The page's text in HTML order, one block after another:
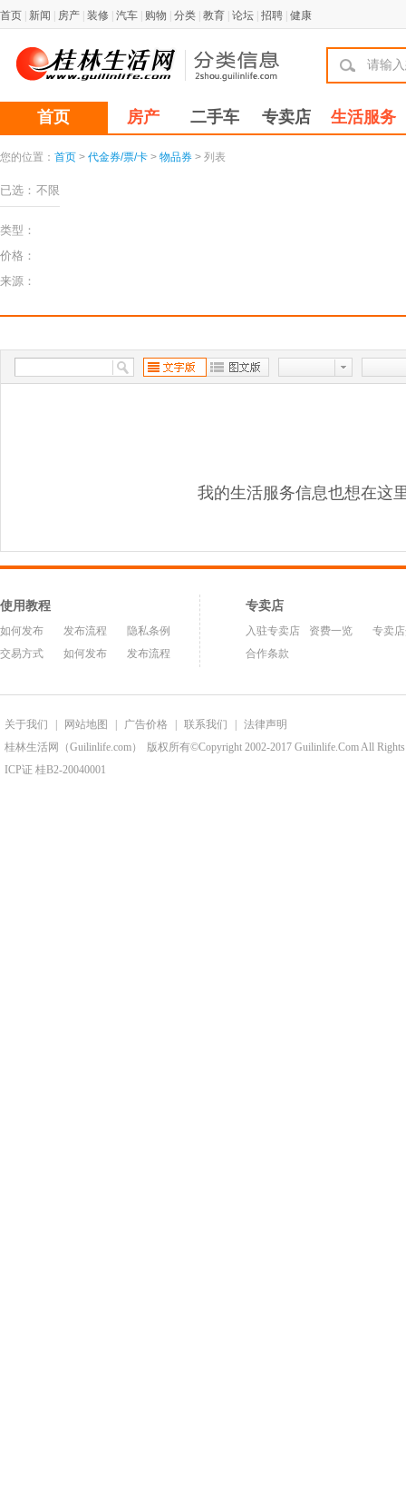
首页 新闻 房产 装修 汽车 购物 分类 教育 论坛 招聘 健康
首页 房产 二手车 专卖店 生活服务
您的位置： 首页 > 代金券/票/卡 > 物品券 > 列表
已选： 不限
类型：
价格：
来源：
我的生活服务信息也想在这
使用教程
如何发布 发布流程
隐私条例
交易方式
如何发布 发布流程
专卖店
入驻专卖店 资费一览
专卖
合作条款
关于我们 网站地图 广告价格 联系我们
法律声明
桂林生活网（Guilinlife.com）
版权所有©Copyright 2002-2017 Guilinlife.Com All Rights
ICP证 桂B2-20040001